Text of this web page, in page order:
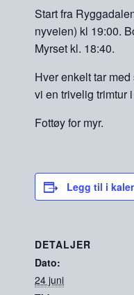
Start fra
nyveien) kl 19:00.
Myrset kl. 18:40.
Hver enkelt tar
vi en trivelig trimtur
Fottøy for myr.
Legg til i
DETALJER
Dato:
24 juni